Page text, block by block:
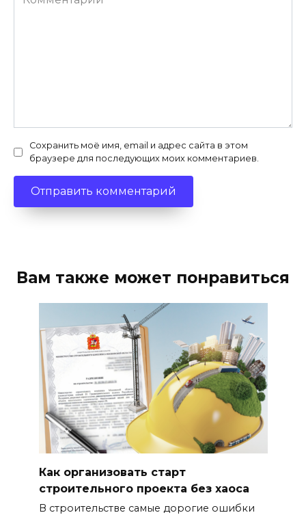
Сохранить моё имя, email и адрес сайта в этом
браузере для последующих моих комментариев.
Вам также может понравиться
Как организовать старт
строительного проекта без хаоса
В строительстве самые дорогие ошибки